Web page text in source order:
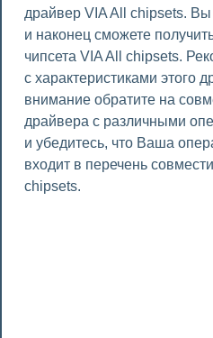
драйвер VIA All chipsets. Вы
и наконец сможете
чипсета VIA All chipsets.
с характеристиками этого
внимание обратите на
драйвера с различными
и убедитесь, что Ваша
входит в перечень
chipsets.